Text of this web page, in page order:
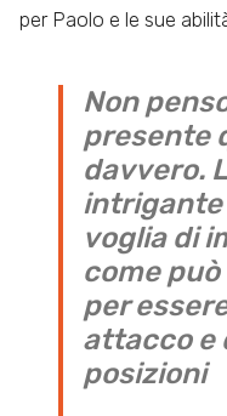
per Paolo e le sue
Non
presente
davvero.
intrigante
voglia di
come
per
attacco e
posizioni